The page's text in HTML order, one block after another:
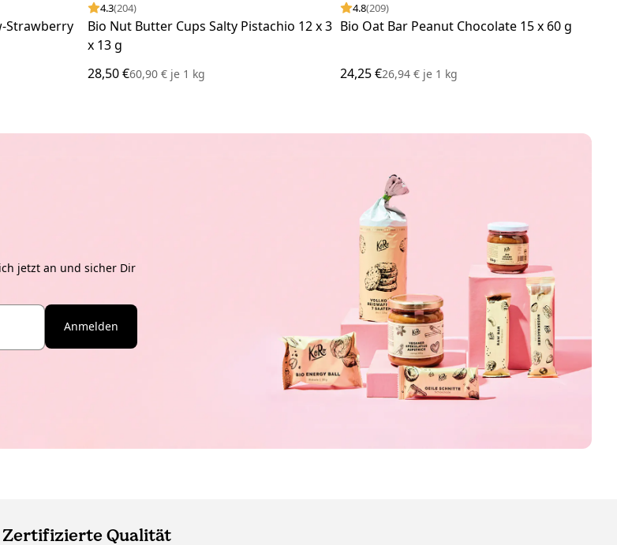
Strawberry
4.3(204)
Bio Nut Butter Cups Salty Pistachio 12 x 3
x 13 g
28,50 €60,90 € je1 kg
4.8(209)
Bio Oat Bar Peanut Chocolate 15 x 60 g
24,25 €26,94 € je1 kg
jetzt an und sicher Dir
Anmelden
Zertifizierte Qualität